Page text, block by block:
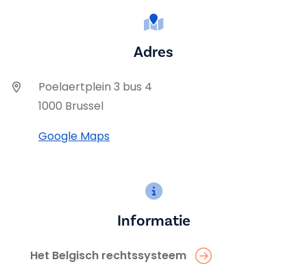
Adres
Poelaertplein 3 bus 4
1000 Brussel
Google Maps
Informatie
Het Belgisch rechtssysteem